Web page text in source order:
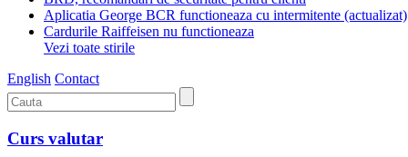
Aplicatia George BCR functioneaza cu intermitente (actualizat)
Cardurile Raiffeisen nu functioneaza
Vezi toate stirile
English Contact
Curs valutar